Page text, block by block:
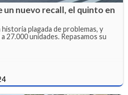
nuevo recall, el quinto en
plagada de problemas, y
27.000 unidades. Repasamos su